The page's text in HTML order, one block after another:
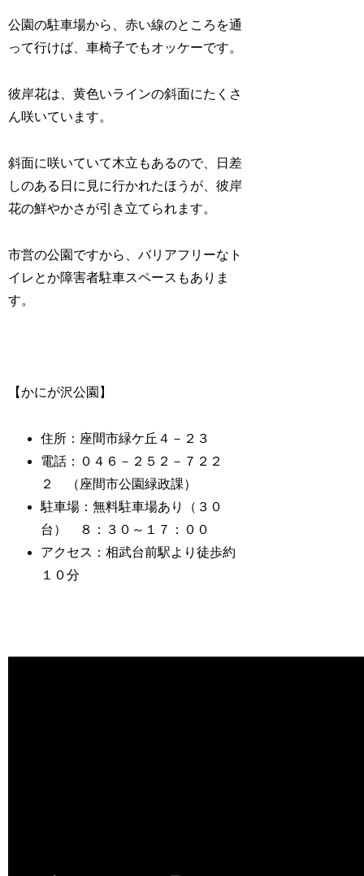
公園の駐車場から、赤い線のところを通
って行けば、車椅子でもオッケーです。
彼岸花は、黄色いラインの斜面にたくさ
ん咲いています。
斜面に咲いていて木立もあるので、日差
しのある日に見に行かれたほうが、彼岸
花の鮮やかさが引き立てられます。
市営の公園ですから、バリアフリーなト
イレとか障害者駐車スペースもありま
す。
【かにが沢公園】
住所：座間市緑ケ丘４－２３
電話：０４６－２５２－７２２
２ （座間市公園緑政課）
駐車場：無料駐車場あり（３０
台） ８：３０～１７：００
アクセス：相武台前駅より徒歩約
１０分